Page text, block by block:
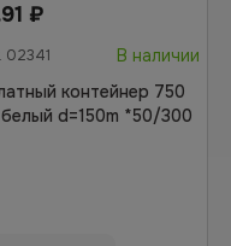
₽
02341
В наличии
контейнер 750
d=150m *50/300